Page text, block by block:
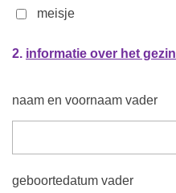
meisje
2. informatie over het gezin
naam en voornaam vader
geboortedatum vader